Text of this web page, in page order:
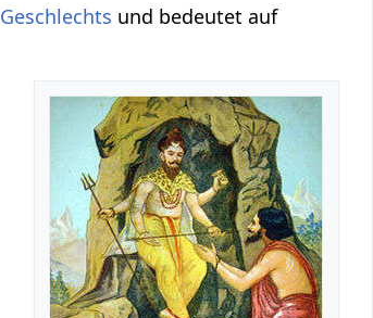
Geschlechts und bedeutet auf